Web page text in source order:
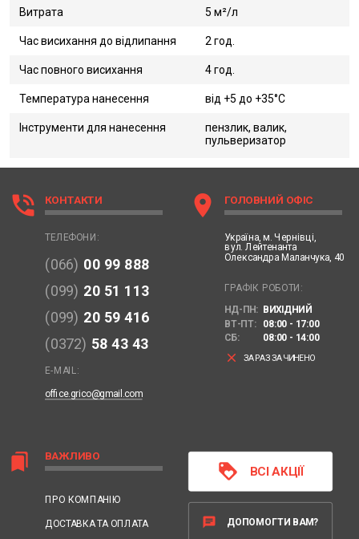
Витрата 5 м²/л
Час висихання до відлипання 2 год.
Час повного висихання 4 год.
Температура нанесення від +5 до +35°С
Інструменти для нанесення
пензлик, валик,
пульверизатор
bookmarks ВАЖЛИВО
ПРО КОМПАНІЮ
ДОСТАВКА ТА ОПЛАТА
phone_in_talk КОНТАКТИ
ТЕЛЕФОНИ:
(066) 00 99 888
(099) 20 51 113
(099) 20 59 416
(0372) 58 43 43
E-MAIL:
office.grico@gmail.com
location_on ГОЛОВНИЙ ОФІС
Україна, м. Чернівці,
вул. Лейтенанта
Олександра Маланчука, 40
ГРАФІК РОБОТИ:
НД-ПН: ВИХІДНИЙ
ВТ-ПТ:
08:00 - 17:00
СБ:
08:00 - 14:00
clear ЗАРАЗ ЗАЧИНЕНО
loyalty ВСІ АКЦІЇ
chat ДОПОМОГТИ ВАМ?